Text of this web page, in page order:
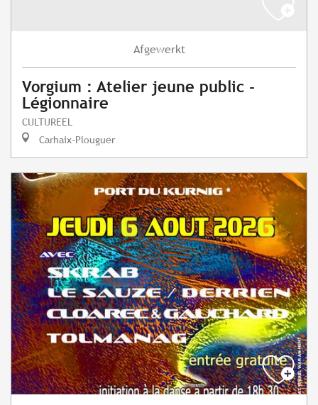
Afgewerkt
Vorgium : Atelier jeune public -
Légionnaire
CULTUREEL
Carhaix-Plouguer